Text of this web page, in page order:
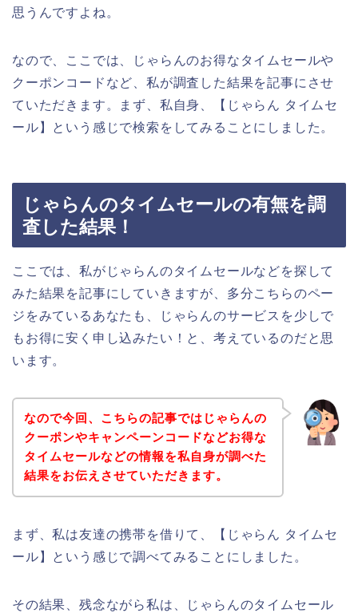
思うんですよね。
なので、ここでは、じゃらんのお得なタイムセールや
クーポンコードなど、私が調査した結果を記事にさせ
ていただきます。まず、私自身、【じゃらん タイムセ
ール】という感じで検索をしてみることにしました。
じゃらんのタイムセールの有無を調
査した結果！
ここでは、私がじゃらんのタイムセールなどを探して
みた結果を記事にしていきますが、多分こちらのペー
ジをみているあなたも、じゃらんのサービスを少しで
もお得に安く申し込みたい！と、考えているのだと思
います。
なので今回、こちらの記事ではじゃらんの
クーポンやキャンペーンコードなどお得な
タイムセールなどの情報を私自身が調べた
結果をお伝えさせていただきます。
まず、私は友達の携帯を借りて、【じゃらん タイムセ
ール】という感じで調べてみることにしました。
その結果、残念ながら私は、じゃらんのタイムセール